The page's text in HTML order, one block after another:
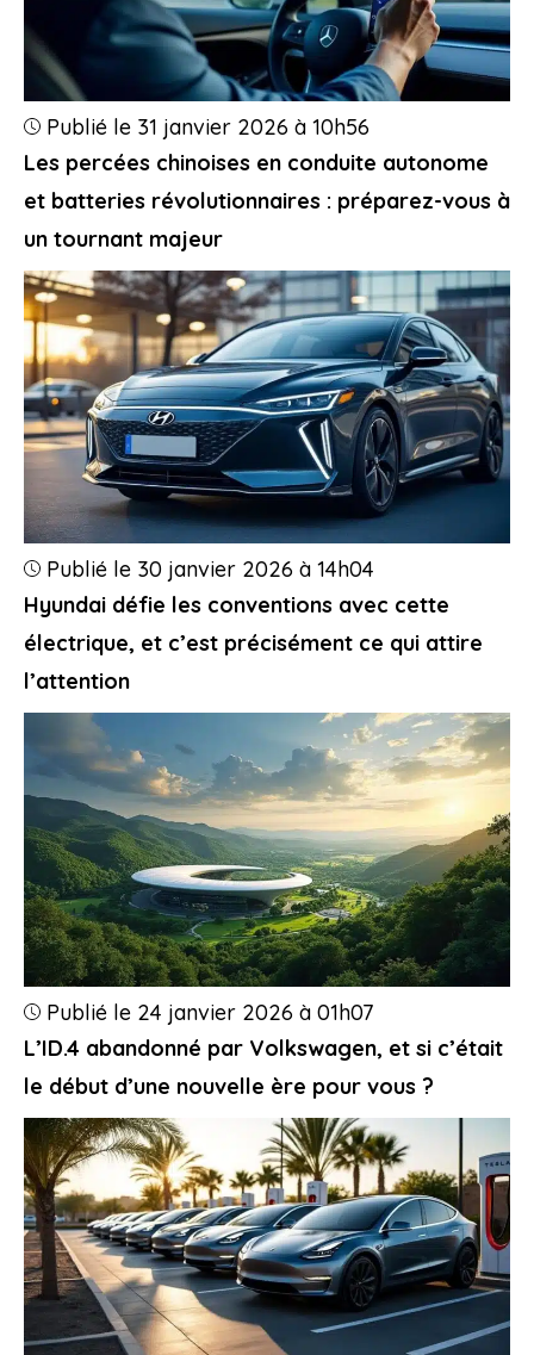
Les percées chinoises en conduite autonome
et batteries révolutionnaires : préparez-vous à
un tournant majeur
Publié le 31 janvier 2026 à 10h56
Hyundai défie les conventions avec cette
électrique, et c’est précisément ce qui attire
l’attention
Publié le 30 janvier 2026 à 14h04
L’ID.4 abandonné par Volkswagen, et si c’était
le début d’une nouvelle ère pour vous ?
Publié le 24 janvier 2026 à 01h07